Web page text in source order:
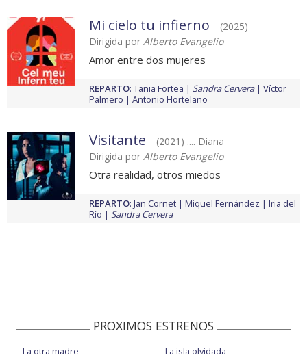
Mi cielo tu infierno
(2025)
Dirigida por Alberto Evangelio
Amor entre dos mujeres
REPARTO: Tania Fortea Sandra Cervera
Víctor
Palmero
Antonio Hortelano
Visitante
(2021) .... Diana
Dirigida por Alberto Evangelio
Otra realidad, otros miedos
REPARTO: Jan Cornet Miquel Fernández
Iria del
Río
Sandra Cervera
PROXIMOS ESTRENOS
La otra madre
La isla olvidada